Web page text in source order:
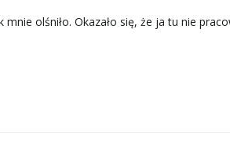
olśniło. Okazało się, że ja tu nie